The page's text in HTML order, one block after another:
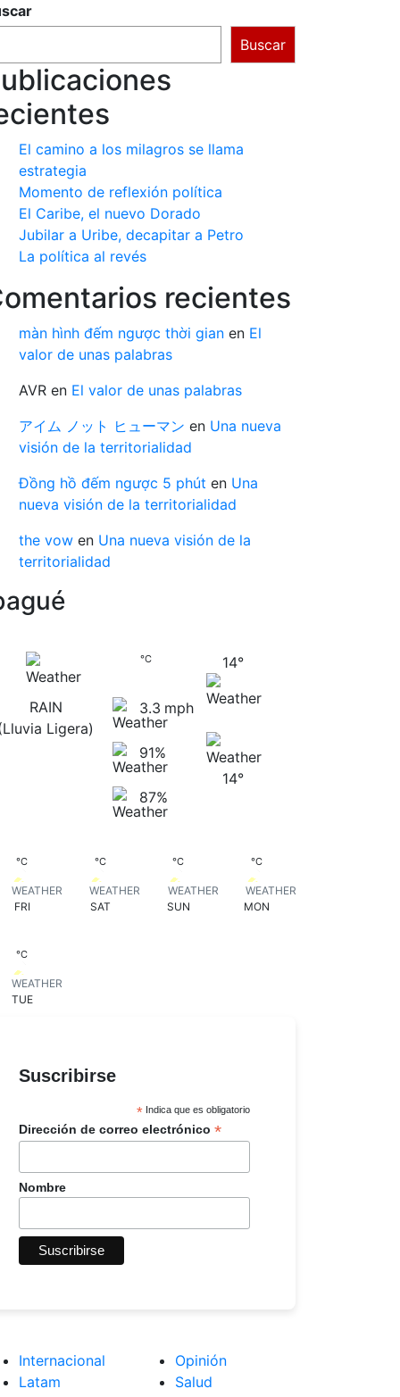
Buscar
El camino a los milagros se llama
estrategia
Momento de reflexión política
El Caribe, el nuevo Dorado
Jubilar a Uribe, decapitar a Petro
La política al revés
recientes
màn hình đếm ngược thời gian en El
valor de unas palabras
AVR en El valor de unas palabras
アイム ノット ヒューマン en Una nueva
visión de la territorialidad
Đồng hồ đếm ngược 5 phút en Una
nueva visión de la territorialidad
the vow en Una nueva visión de la
territorialidad
RAIN
Ligera)
°C
3.3 mph
91%
87%
14°
14°
°C
FRI
°C
SAT
°C
SUN
°C
MON
°C
TUE
Suscribirse
* Indica que es obligatorio
Dirección de correo electrónico *
Nombre
Internacional
Latam
Opinión
Salud